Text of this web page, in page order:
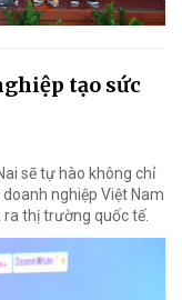
tạo sức
sẽ tự hào không chỉ
nghiệp Việt Nam
thị trường quốc tế.